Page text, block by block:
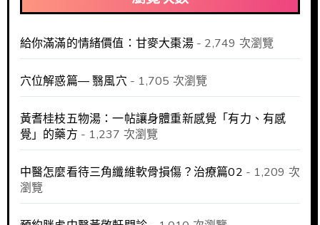
給你滿滿的情緒價值：甘麥大棗湯- 2,749 次瀏覽
穴位解惑篇— 翳風穴 - 1,705 次瀏覽
黃耆桂枝五物湯：一帖讓身體重新感覺「有力、有感
覺」的藥方 - 1,237 次瀏覽
中醫怎麼看待三角纖維軟骨損傷？治療篇02 - 1,209 次
瀏覽